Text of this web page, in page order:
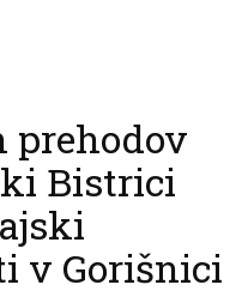
prehodov
Bistrici
v Gorišnici